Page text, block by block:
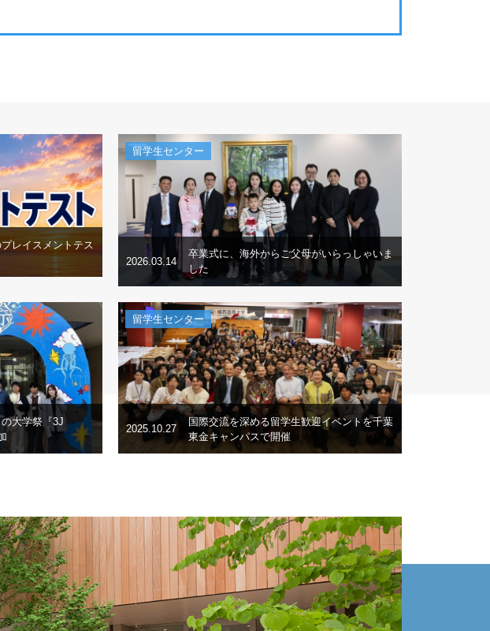
レイスメントテス
留学生センター
2026.03.14
卒業式に、海外からご父母がいらっしゃいま
した
大学祭『3J
留学生センター
2025.10.27
国際交流を深める留学生歓迎イベントを千葉
東金キャンパスで開催